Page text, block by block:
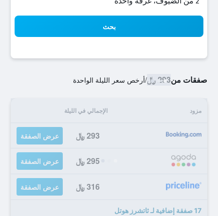
بحث
صفقات من293 ﷼ /أرخص سعر الليلة الواحدة
مزود الإجمالي في الليلة
293 ﷼ عرض الصفقة
295 ﷼ عرض الصفقة
316 ﷼ عرض الصفقة
17 صفقة إضافية لـ ثاتشرز هوتل